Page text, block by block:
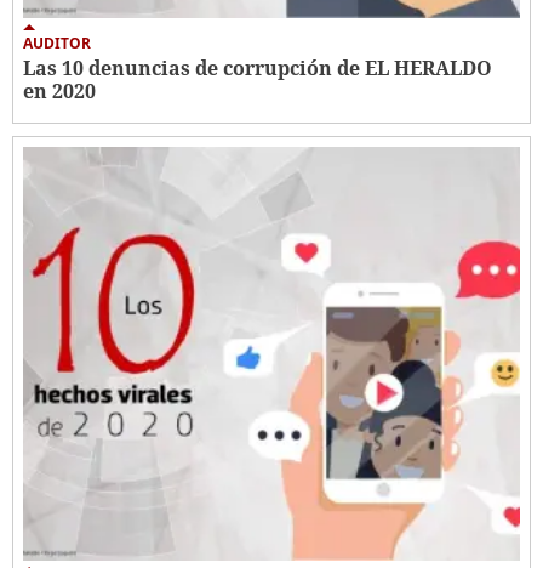
AUDITOR
Las 10 denuncias de corrupción de EL HERALDO
en 2020